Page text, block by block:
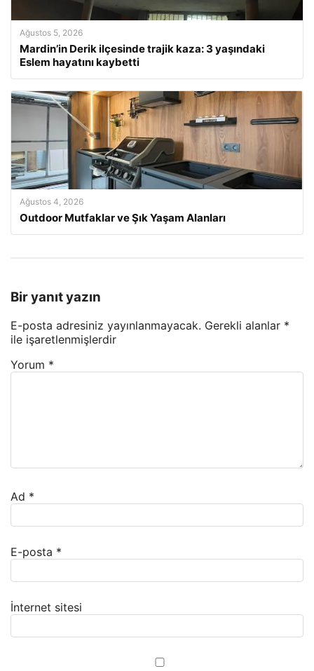
Ağustos 5, 2026
Mardin’in Derik ilçesinde trajik kaza: 3 yaşındaki
Eslem hayatını kaybetti
Ağustos 4, 2026
Outdoor Mutfaklar ve Şık Yaşam Alanları
Bir yanıt yazın
E-posta adresiniz yayınlanmayacak. Gerekli alanlar *
ile işaretlenmişlerdir
Yorum *
Ad *
E-posta *
İnternet sitesi